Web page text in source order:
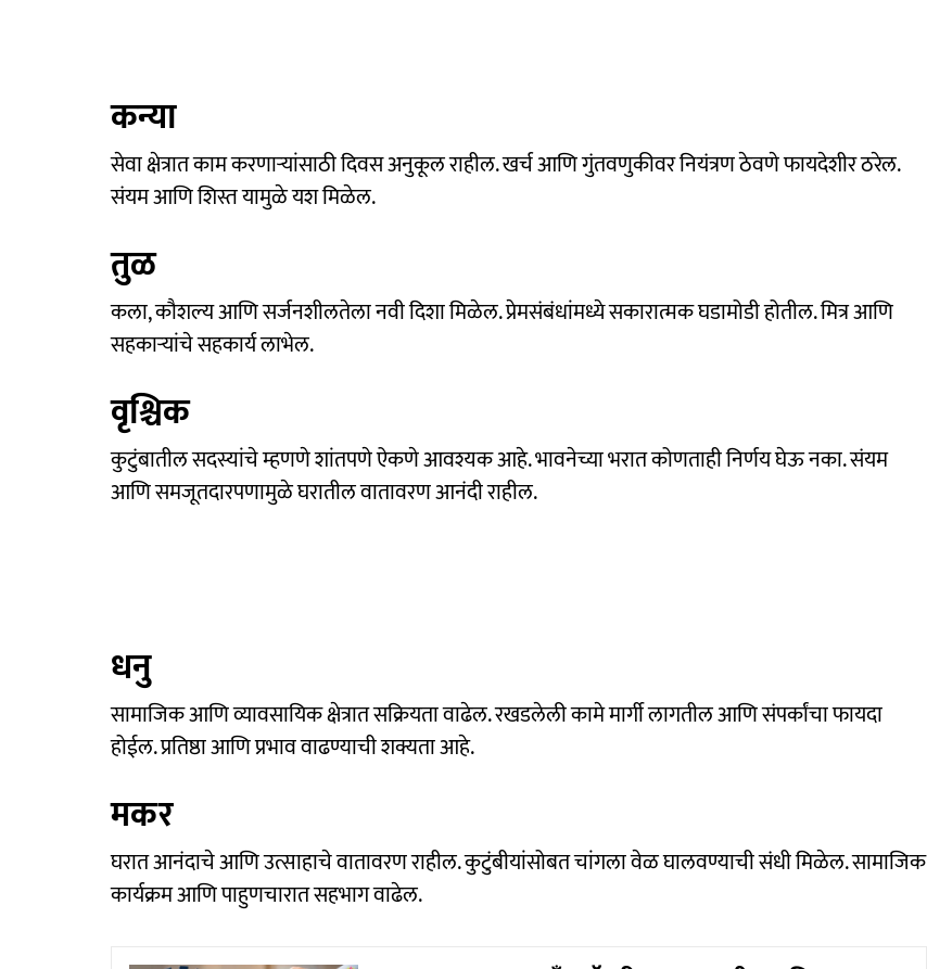
कन्या
सेवा क्षेत्रात काम करणाऱ्यांसाठी दिवस अनुकूल राहील. खर्च आणि गुंतवणुकीवर नियंत्रण ठेवणे फायदेशीर ठरेल.
संयम आणि शिस्त यामुळे यश मिळेल.
तुळ
कला, कौशल्य आणि सर्जनशीलतेला नवी दिशा मिळेल. प्रेमसंबंधांमध्ये सकारात्मक घडामोडी होतील. मित्र आणि
सहकाऱ्यांचे सहकार्य लाभेल.
वृश्चिक
कुटुंबातील सदस्यांचे म्हणणे शांतपणे ऐकणे आवश्यक आहे. भावनेच्या भरात कोणताही निर्णय घेऊ नका. संयम
आणि समजूतदारपणामुळे घरातील वातावरण आनंदी राहील.
धनु
सामाजिक आणि व्यावसायिक क्षेत्रात सक्रियता वाढेल. रखडलेली कामे मार्गी लागतील आणि संपर्कांचा फायदा
होईल. प्रतिष्ठा आणि प्रभाव वाढण्याची शक्यता आहे.
मकर
घरात आनंदाचे आणि उत्साहाचे वातावरण राहील. कुटुंबीयांसोबत चांगला वेळ घालवण्याची संधी मिळेल. सामाजिक
कार्यक्रम आणि पाहुणचारात सहभाग वाढेल.